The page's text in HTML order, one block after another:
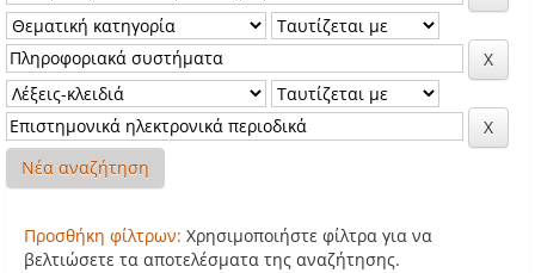
Νέα αναζήτηση
Προσθήκη φίλτρων: Χρησιμοποιήστε φίλτρα για να
βελτιώσετε τα αποτελέσματα της αναζήτησης.